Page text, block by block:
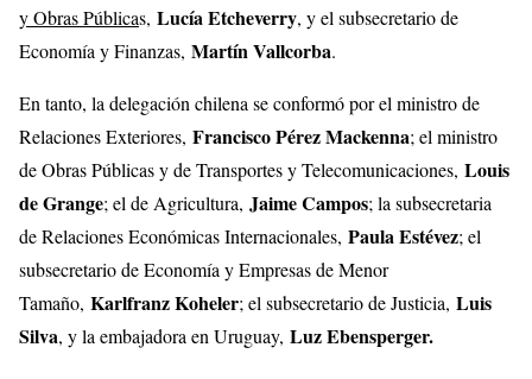
y Obras Públicas, Lucía Etcheverry, y el subsecretario de
Economía y Finanzas, Martín Vallcorba.
En tanto, la delegación chilena se conformó por el ministro de
Relaciones Exteriores, Francisco Pérez Mackenna; el ministro
de Obras Públicas y de Transportes y Telecomunicaciones, Louis
de Grange; el de Agricultura, Jaime Campos; la subsecretaria
de Relaciones Económicas Internacionales, Paula Estévez; el
subsecretario de Economía y Empresas de Menor
Tamaño, Karlfranz Koheler; el subsecretario de Justicia, Luis
Silva, y la embajadora en Uruguay, Luz Ebensperger.